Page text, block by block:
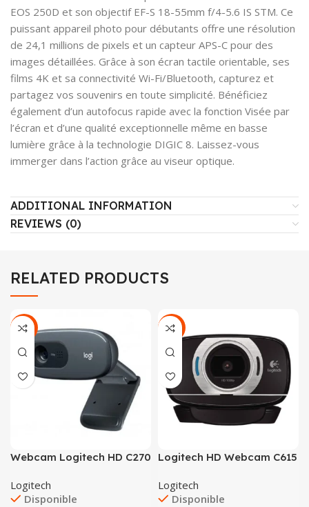
EOS 250D et son objectif EF-S 18-55mm f/4-5.6 IS STM. Ce
puissant appareil photo pour débutants offre une résolution
de 24,1 millions de pixels et un capteur APS-C pour des
images détaillées. Grâce à son écran tactile orientable, ses
films 4K et sa connectivité Wi-Fi/Bluetooth, capturez et
partagez vos souvenirs en toute simplicité. Bénéficiez
également d’un autofocus rapide avec la fonction Visée par
l’écran et d’une qualité exceptionnelle même en basse
lumière grâce à la technologie DIGIC 8. Laissez-vous
immerger dans l’action grâce au viseur optique.
ADDITIONAL INFORMATION
REVIEWS (0)
RELATED PRODUCTS
-21%
Webcam Logitech HD C270
Logitech
Disponible
-16%
Logitech HD Webcam C615
Logitech
Disponible